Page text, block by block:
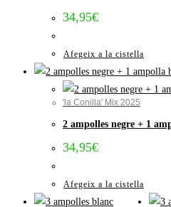
34,95€
Afegeix a la cistella
'la Conilla' Mix 2025
2 ampolles negre + 1
34,95€
Afegeix a la cistella